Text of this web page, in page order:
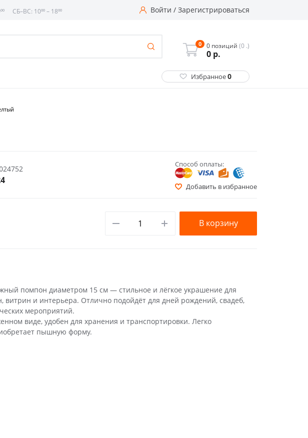
СБ–ВС: 10⁰⁰ – 18⁰⁰ Войти / Зарегистрироваться
0 0 позиций (0 .)
0 р.
Избранное0
Способ оплаты:
Добавить в избранное
В корзину
помпон диаметром 15 см — стильное и лёгкое украшение для
витрин и интерьера. Отлично подойдёт для дней рождений, свадеб,
мероприятий.
виде, удобен для хранения и транспортировки. Легко
пышную форму.